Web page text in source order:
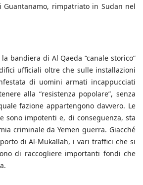
Guantanamo, rimpatriato in Sudan nel
bandiera di Al Qaeda “canale storico”
ufficiali oltre che sulle installazioni
di uomini armati incappucciati
alla “resistenza popolare”, senza
fazione appartengono davvero. Le
sono impotenti e, di conseguenza, sta
criminale da Yemen guerra. Giacché
di Al-Mukallah, i vari traffici che si
di raccogliere importanti fondi che